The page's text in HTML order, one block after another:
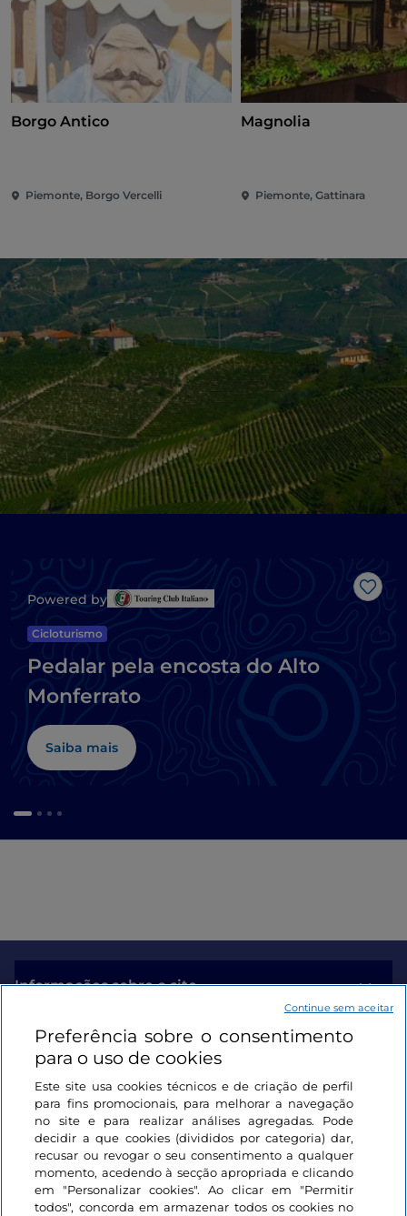
Borgo Antico
Piemonte, Borgo Vercelli
Magnolia
Piemonte, Gattinara
Powered by
Cicloturismo
Pedalar pela encosta do Alto
Monferrato
Saiba mais
Informações sobre o site
Ligações úteis
Iniciar sessão
Mantenha-se em contacto
Preferência sobre o consentimento
para o uso de cookies
Este site usa cookies técnicos e de criação de perfil
para fins promocionais, para melhorar a navegação
no site e para realizar análises agregadas. Pode
decidir a que cookies (divididos por categoria) dar,
recusar ou revogar o seu consentimento a qualquer
momento, acedendo à secção apropriada e clicando
em "Personalizar cookies". Ao clicar em "Permitir
todos", concorda em armazenar todos os cookies no
Continue sem aceitar